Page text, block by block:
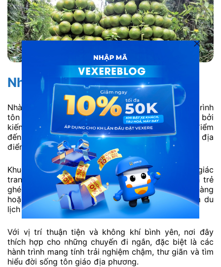
Nhà thờ giáo xứ Phú Lý
Nhà thờ Giáo xứ Phú Lý là một trong những công trình
tôn giáo nổi bật tại Vĩnh Cửu, thu hút du khách bởi
kiến trúc hài hoà và không gian yên tĩnh. Đây là điểm
đến phù hợp cho những ai yêu thích tham quan các địa
điểm mang màu sắc tâm linh và văn hoá.
Khuôn viên nhà thờ khá thoáng, sạch sẽ, tạo cảm giác
trang nghiêm nhưng vẫn gần gũi. Nhiều du khách trẻ
ghé Nhà thờ Phú Lý để chụp ảnh, tham quan nhẹ nhàng
hoặc kết hợp trong lịch trình khám phá các điểm du
lịch lân cận.
Với vị trí thuận tiện và không khí bình yên, nơi đây
thích hợp cho những chuyến đi ngắn, đặc biệt là các
hành trình mang tính trải nghiệm chậm, thư giãn và tìm
hiểu đời sống tôn giáo địa phương.